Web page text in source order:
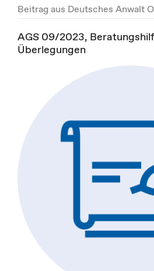
Beitrag aus Deutsches Anwalt
AGS 09/2023,
Überlegungen